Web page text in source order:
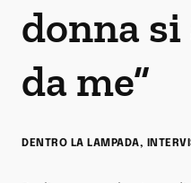
donna
da me”
DENTRO LA LAMPADA,